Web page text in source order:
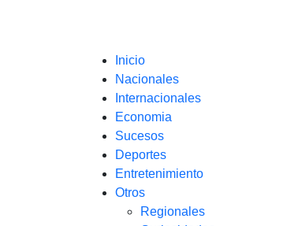
Inicio
Nacionales
Internacionales
Economia
Sucesos
Deportes
Entretenimiento
Otros
Regionales